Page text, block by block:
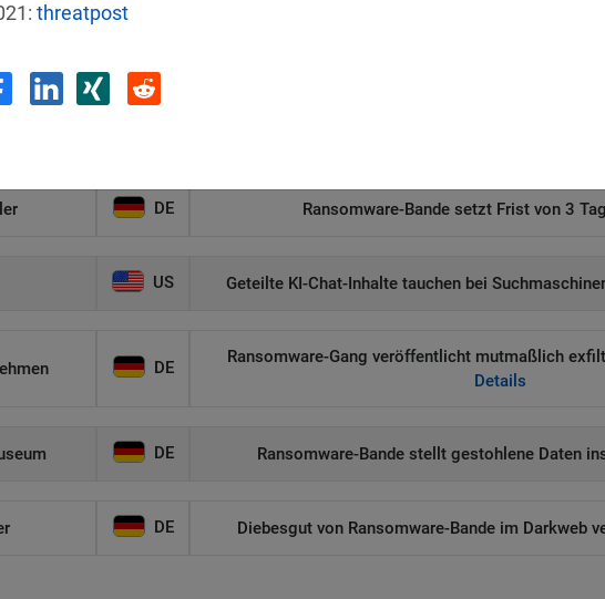
DE Ransomware-Bande setzt Frist von 3
US Geteilte KI-Chat-Inhalte tauchen bei
DE
Ransomware-Gang veröffentlicht mutmaßlich
Details
DE Ransomware-Bande stellt gestohlene Daten
DE Diebesgut von Ransomware-Bande im Darkweb
threatpost